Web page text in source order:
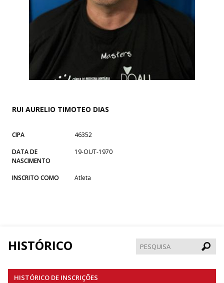
RUI AURELIO TIMOTEO DIAS
CIPA
46352
DATA DE
NASCIMENTO
19-OUT-1970
INSCRITO COMO Atleta
HISTÓRICO
HISTÓRICO DE INSCRIÇÕES